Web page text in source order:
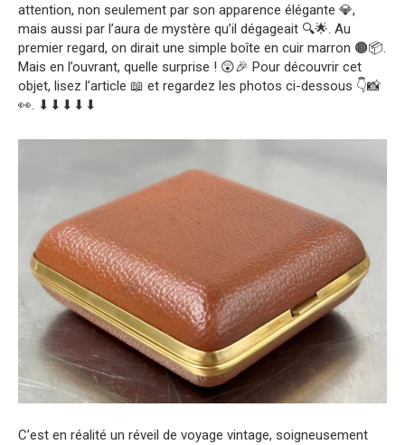
attention, non seulement par son apparence élégante 💎,
mais aussi par l’aura de mystère qu’il dégageait 🔍🌟. Au
premier regard, on dirait une simple boîte en cuir marron 🟤📦.
Mais en l’ouvrant, quelle surprise ! 😲🎉 Pour découvrir cet
objet, lisez l’article 📖 et regardez les photos ci-dessous 👇📸
👀. ⬇⬇⬇⬇⬇
C’est en réalité un réveil de voyage vintage, soigneusement